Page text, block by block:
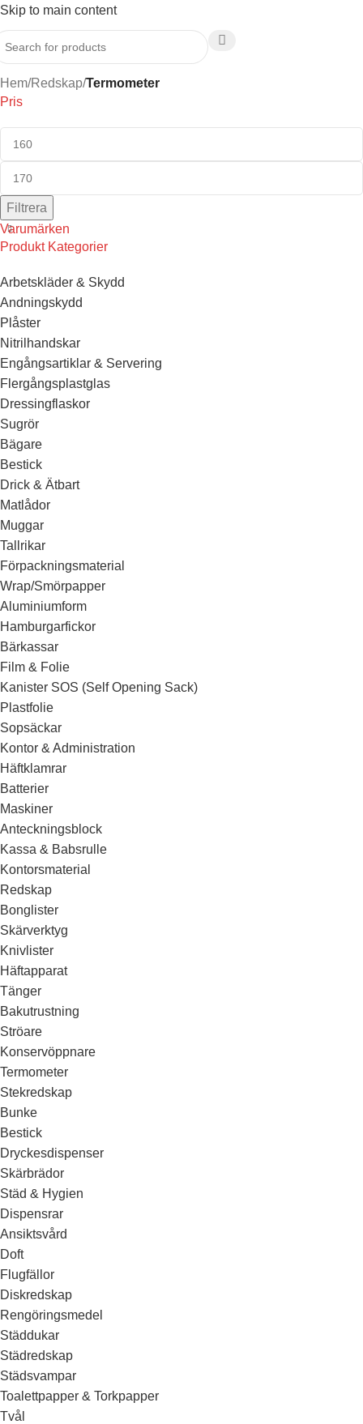
Skip to main content
Hem/Redskap/Termometer
Pris
Filtrera
Varumärken
Produkt Kategorier
Arbetskläder & Skydd
Andningskydd
Plåster
Nitrilhandskar
Engångsartiklar & Servering
Flergångsplastglas
Dressingflaskor
Sugrör
Bägare
Bestick
Drick & Ätbart
Matlådor
Muggar
Tallrikar
Förpackningsmaterial
Wrap/Smörpapper
Aluminiumform
Hamburgarfickor
Bärkassar
Film & Folie
Kanister SOS (Self Opening Sack)
Plastfolie
Sopsäckar
Kontor & Administration
Häftklamrar
Batterier
Maskiner
Anteckningsblock
Kassa & Babsrulle
Kontorsmaterial
Redskap
Bonglister
Skärverktyg
Knivlister
Häftapparat
Tänger
Bakutrustning
Ströare
Konservöppnare
Termometer
Stekredskap
Bunke
Bestick
Dryckesdispenser
Skärbrädor
Städ & Hygien
Dispensrar
Ansiktsvård
Doft
Flugfällor
Diskredskap
Rengöringsmedel
Städdukar
Städredskap
Städsvampar
Toalettpapper & Torkpapper
Tvål